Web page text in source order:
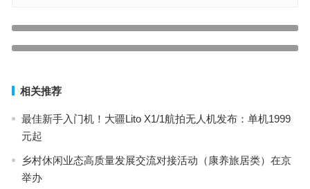
相关推荐
最佳新手入门机！大疆Lito X1/1航拍无人机发布：单机1999
元起
乡村休闲业态高质量发展交流对接活动（康养旅居类）在京
举办